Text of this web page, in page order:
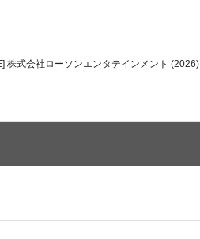
株式会社ローソンエンタテインメント (2026)